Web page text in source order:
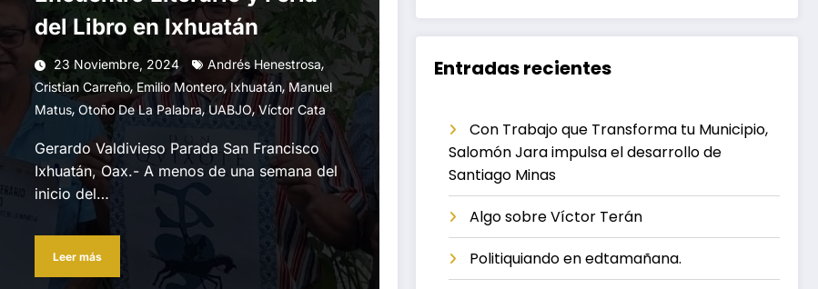
del Libro en Ixhuatán
23 Noviembre, 2024 Andrés Henestrosa,
Cristian Carreño,Emilio Montero,Ixhuatán, Manuel
Matus, Otoño De La Palabra, UABJO, Víctor Cata
Gerardo Valdivieso Parada San Francisco
Ixhuatán, Oax.- A menos de una semana del
inicio del…
Leer más
Entradas recientes
Con Trabajo que Transforma tu Municipio,
Salomón Jara impulsa el desarrollo de
Santiago Minas
Algo sobre Víctor Terán
Politiquiando en edtamañana.